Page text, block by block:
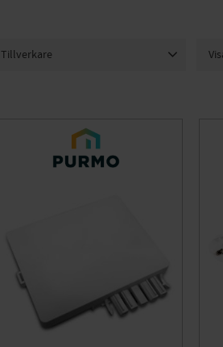
Tillverkare